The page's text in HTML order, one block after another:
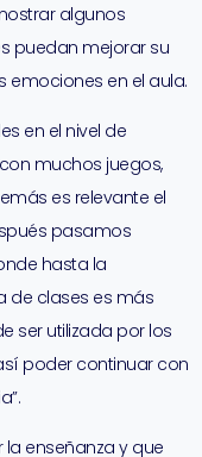
algunos
puedan mejorar su
emociones en el aula.
en el nivel de
muchos juegos,
es relevante el
pasamos
hasta la
de clases es más
ser utilizada por los
poder continuar con
enseñanza y que